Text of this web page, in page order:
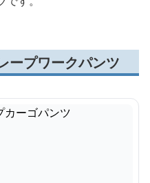
ープワークパンツ